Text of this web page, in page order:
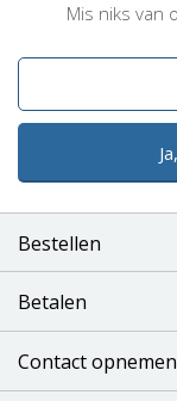
Mis niks van
Bestellen
Betalen
Contact opnemen